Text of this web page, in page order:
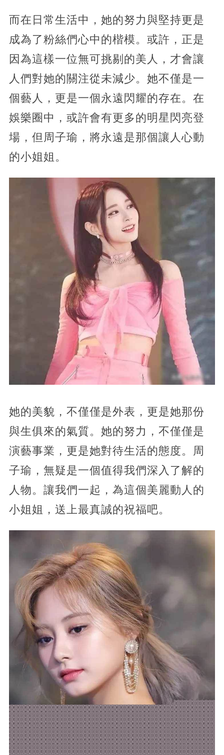
而在日常生活中，她的努力與堅持更是
成為了粉絲們心中的楷模。或許，正是
因為這樣一位無可挑剔的美人，才會讓
人們對她的關注從未減少。她不僅是一
個藝人，更是一個永遠閃耀的存在。在
娛樂圈中，或許會有更多的明星閃亮登
場，但周子瑜，將永遠是那個讓人心動
的小姐姐。
她的美貌，不僅僅是外表，更是她那份
與生俱來的氣質。她的努力，不僅僅是
演藝事業，更是她對待生活的態度。周
子瑜，無疑是一個值得我們深入了解的
人物。讓我們一起，為這個美麗動人的
小姐姐，送上最真誠的祝福吧。